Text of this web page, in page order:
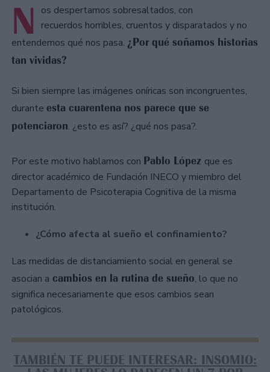
N
os despertamos sobresaltados, con
recuerdos horribles, cruentos y disparatados y no
entendemos qué nos pasa. ¿Por qué soñamos historias
tan vividas?
Si bien siempre las imágenes oníricas son incongruentes,
durante esta cuarentena nos parece que se
potenciaron. ¿esto es así? ¿qué nos pasa?.
Por este motivo hablamos con Pablo López que es
director académico de Fundación INECO y miembro del
Departamento de Psicoterapia Cognitiva de la misma
institución.
¿Cómo afecta al sueño el confinamiento?
Las medidas de distanciamiento social en general se
asocian a cambios en la rutina de sueño, lo que no
significa necesariamente que esos cambios sean
patológicos.
TAMBIÉN TE PUEDE INTERESAR: INSOMIO: